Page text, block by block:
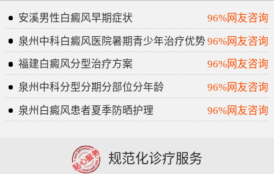
安溪男性白癜风早期症状
96%网友咨询
泉州中科白癜风医院暑期青少年治疗优势 96%网友咨询
福建白癜风分型治疗方案
96%网友咨询
泉州中科分型分期分部位分年龄
96%网友咨询
泉州白癜风患者夏季防晒护理
96%网友咨询
规范化诊疗服务